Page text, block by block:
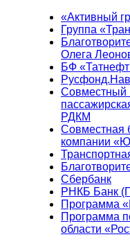
«Активный
Группа
Олега
БФ
Совместный
РДКМ
Совместная
компании
Сбербанк
РНКБ Банк
Программа
Программа
области